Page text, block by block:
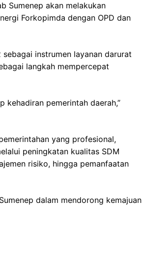
Sumenep akan melakukan
Forkopimda dengan OPD dan
instrumen layanan darurat
langkah mempercepat
kehadiran pemerintah daerah,”
yang profesional,
peningkatan kualitas SDM
risiko, hingga pemanfaatan
dalam mendorong kemajuan